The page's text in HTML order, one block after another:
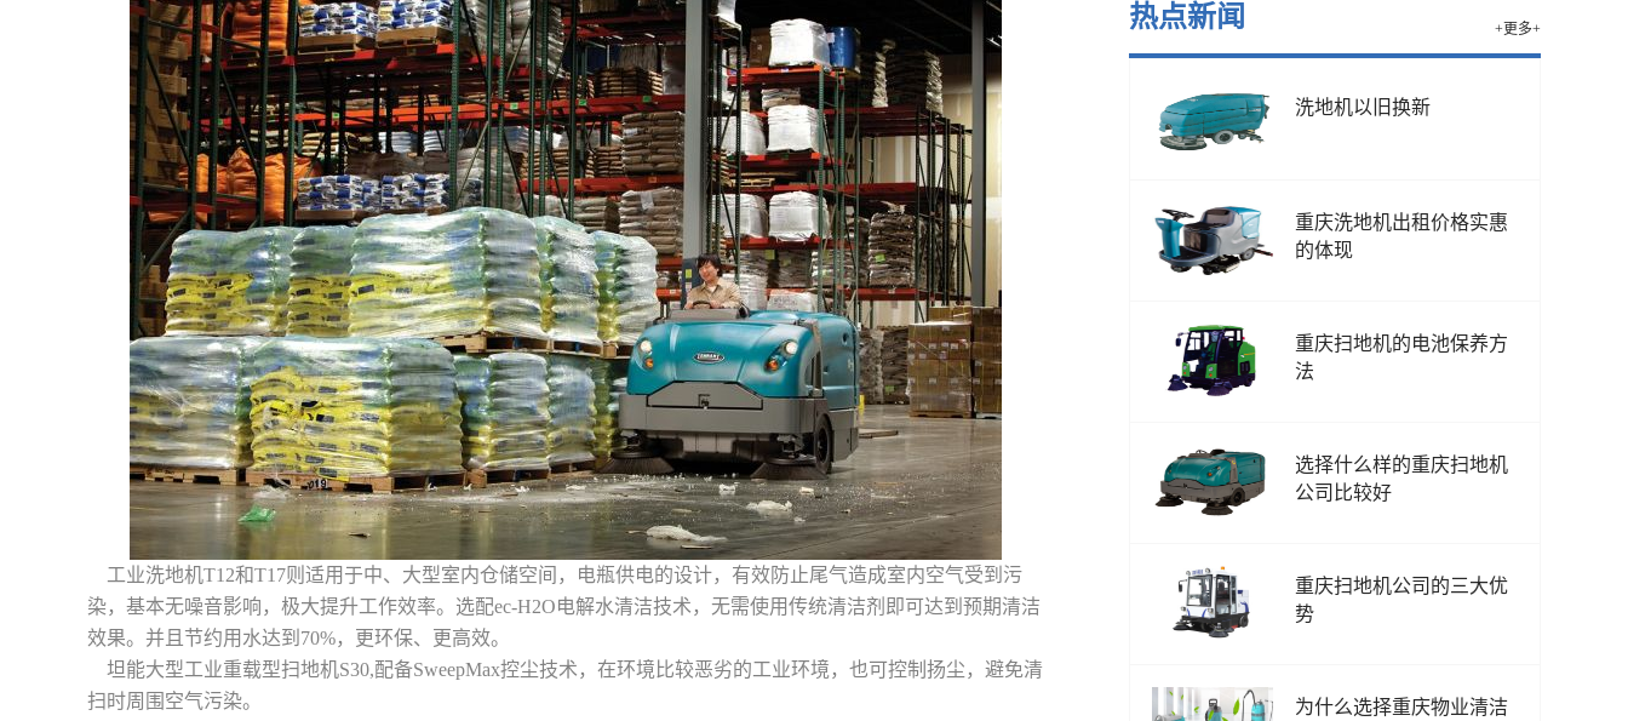
热点新闻 +更多+
洗地机以旧换新
重庆洗地机出租价格实惠
的体现
重庆扫地机的电池保养方
法
选择什么样的重庆扫地机
公司比较好
重庆扫地机公司的三大优
势
为什么选择重庆物业清洁
工业洗地机T12和T17则适用于中、大型室内仓储空间，电瓶供电的设计，有效防止尾气造成室内空气受到污
染，基本无噪音影响，极大提升工作效率。选配ec-H2O电解水清洁技术，无需使用传统清洁剂即可达到预期清洁
效果。并且节约用水达到70%，更环保、更高效。
坦能大型工业重载型扫地机S30,配备SweepMax控尘技术，在环境比较恶劣的工业环境，也可控制扬尘，避免清
扫时周围空气污染。